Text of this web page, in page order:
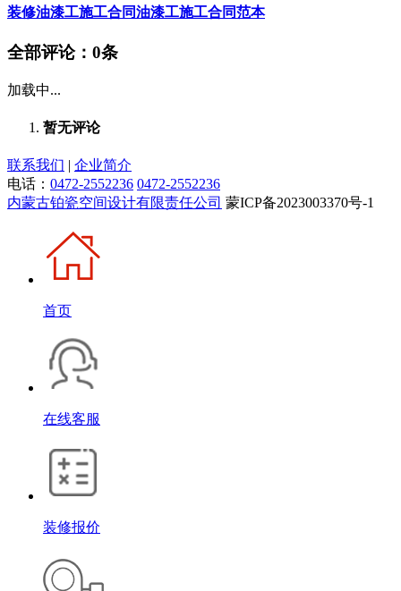
装修油漆工施工合同油漆工施工合同范本
全部评论： 0条
加载中...
暂无评论
联系我们 | 企业简介
电话： 0472-2552236 0472-2552236
内蒙古铂瓷空间设计有限责任公司 蒙ICP备2023003370号-1
首页
在线客服
装修报价